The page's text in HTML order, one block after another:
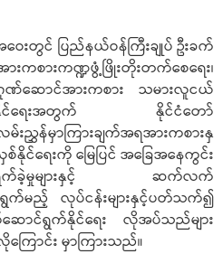
တွင် ပြည်နယ်ဝန်ကြီးချုပ် ဦးခက်
ကစားကဏ္ဍဖွံ့ဖြိုးတိုးတက်စေရေး၊
ဆောင်အားကစား သမားလူငယ်
ပေးနိုင်ရေးအတွက် နိုင်ငံတော်
းညွှန်မှာကြားချက်အရအားကစားနှ
င်ရေးကို မြေပြင် အခြေအနေကွင်း
ာင်ရွက်ခဲ့မှုများနှင့် ဆက်လက်
မည့် လုပ်ငန်းများနှင့်ပတ်သက်၍
ောင်ရွက်နိုင်ရေး လိုအပ်သည်များ
ကြောင်း မှာကြားသည်။